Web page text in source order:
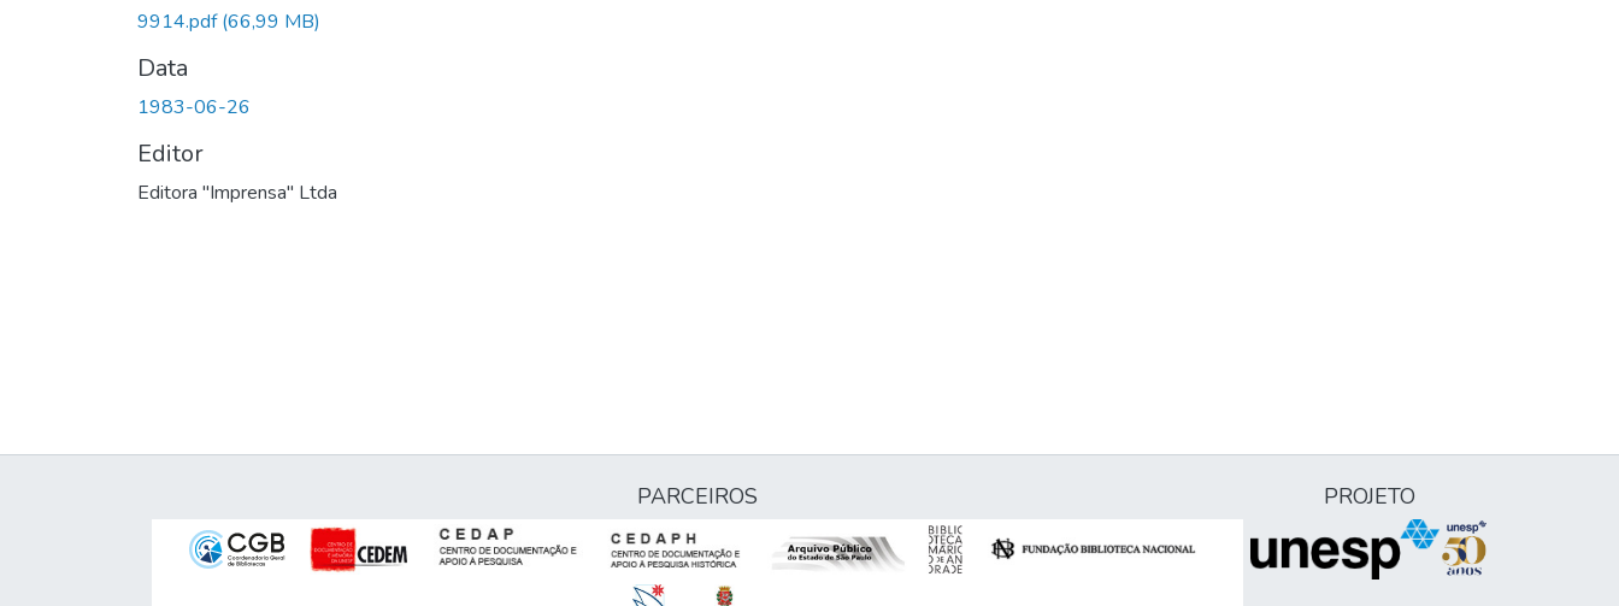
9914.pdf(66,99 MB)
Data
1983-06-26
Editor
Editora "Imprensa" Ltda
PARCEIROS PROJETO